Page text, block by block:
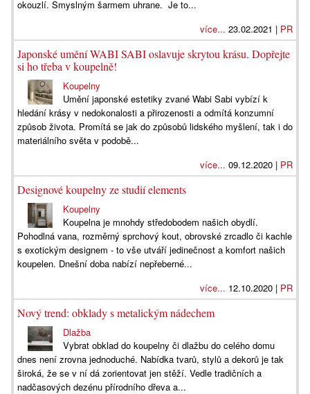
okouzlí. Smyslným šarmem uhrane. Je to...
více... 23.02.2021 | PR
Japonské umění WABI SABI oslavuje skrytou krásu. Dopřejte
si ho třeba v koupelně!
Koupelny
Umění japonské estetiky zvané Wabi Sabi vybízí k
hledání krásy v nedokonalosti a přirozenosti a odmítá konzumní
způsob života. Promítá se jak do způsobů lidského myšlení, tak i do
materiálního světa v podobě...
více... 09.12.2020 | PR
Designové koupelny ze studií elements
Koupelny
Koupelna je mnohdy středobodem našich obydlí.
Pohodlná vana, rozměrný sprchový kout, obrovské zrcadlo či kachle
s exotickým designem - to vše utváří jedinečnost a komfort našich
koupelen. Dnešní doba nabízí nepřeberné...
více... 12.10.2020 | PR
Nový trend: obklady s metalickým nádechem
Dlažba
Vybrat obklad do koupelny či dlažbu do celého domu
dnes není zrovna jednoduché. Nabídka tvarů, stylů a dekorů je tak
široká, že se v ní dá zorientovat jen stěží. Vedle tradičních a
nadčasových dezénu přírodního dřeva a...